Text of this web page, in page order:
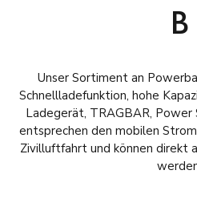
B
Unser Sortiment an
Schnellladefunktion, hohe
Ladegerät, TRAGBAR, Power
entsprechen den mobilen
Zivilluftfahrt und können direkt